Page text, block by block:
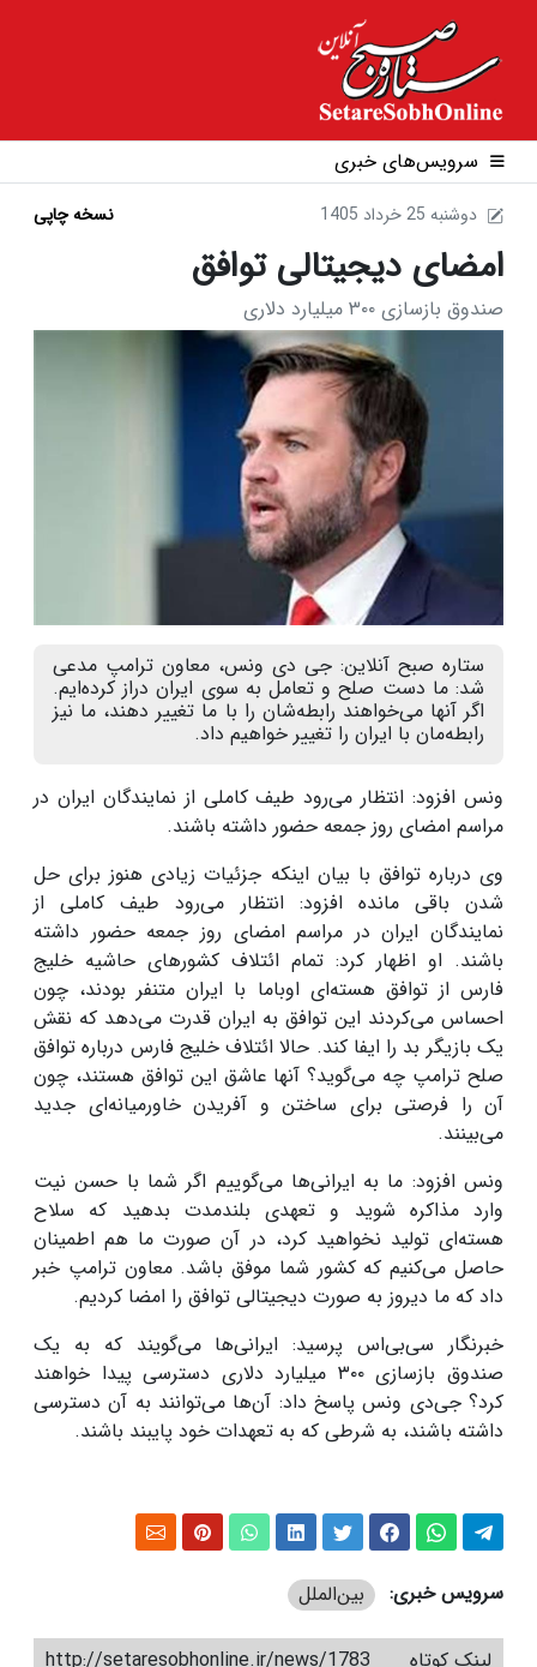
سرویس‌های خبری
1405 دوشنبه 25 خرداد نسخه چاپی
امضای دیجیتالی توافق
صندوق بازسازی ۳۰۰ میلیارد دلاری
ستاره صبح آنلاین: جی دی ونس، معاون ترامپ مدعی
شد: ما دست صلح و تعامل به سوی ایران دراز کرده‌ایم.
اگر آنها می‌خواهند رابطه‌شان را با ما تغییر دهند، ما نیز
رابطه‌مان با ایران را تغییر خواهیم داد.
ونس افزود: انتظار می‌رود طیف کاملی از نمایندگان ایران در
مراسم امضای روز جمعه حضور داشته باشند.
وی درباره توافق با بیان اینکه جزئیات زیادی هنوز برای حل
شدن باقی مانده افزود: انتظار می‌رود طیف کاملی از
نمایندگان ایران در مراسم امضای روز جمعه حضور داشته
باشند. او اظهار کرد: تمام ائتلاف کشورهای حاشیه خلیج
فارس از توافق هسته‌ای اوباما با ایران متنفر بودند، چون
احساس می‌کردند این توافق به ایران قدرت می‌دهد که نقش
یک بازیگر بد را ایفا کند. حالا ائتلاف خلیج فارس درباره توافق
صلح ترامپ چه می‌گوید؟ آنها عاشق این توافق هستند، چون
آن را فرصتی برای ساختن و آفریدن خاورمیانه‌ای جدید
می‌بینند.
ونس افزود: ما به ایرانی‌ها می‌گوییم اگر شما با حسن نیت
وارد مذاکره شوید و تعهدی بلندمدت بدهید که سلاح
هسته‌ای تولید نخواهید کرد، در آن صورت ما هم اطمینان
حاصل می‌کنیم که کشور شما موفق باشد. معاون ترامپ خبر
داد که ما دیروز به صورت دیجیتالی توافق را امضا کردیم.
خبرنگار سی‌بی‌اس پرسید: ایرانی‌ها می‌گویند که به یک
صندوق بازسازی۳۰۰ میلیارد دلاری دسترسی پیدا خواهند
کرد؟ جی‌دی ونس پاسخ داد: آن‌ها می‌توانند به آن دسترسی
داشته باشند، به شرطی که به تعهدات خود پایبند باشند.
سرویس خبری: بین‌الملل
لینک کوتاه http://setaresobhonline.ir/news/1783